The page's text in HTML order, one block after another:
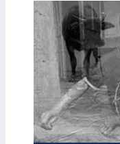
THỐNG LOA
TRUYỀN
THANH - LẦN